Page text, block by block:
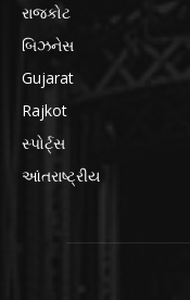
રાજકોટ
બિઝનેસ
Gujarat
Rajkot
સ્પોર્ટ્સ
આંતરાષ્ટ્રીય